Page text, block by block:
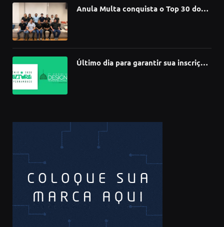
Anula Multa conquista o Top 30 do
Último dia para garantir sua inscrição